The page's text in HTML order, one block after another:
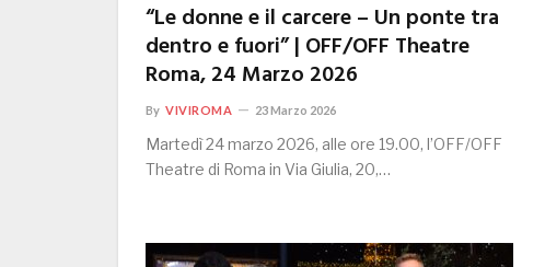
“Le donne e il carcere – Un ponte tra
dentro e fuori” | OFF/OFF Theatre
Roma, 24 Marzo 2026
By VIVIROMA 23 Marzo 2026
Martedì 24 marzo 2026, alle ore 19.00, l’OFF/OFF
Theatre di Roma in Via Giulia, 20,…